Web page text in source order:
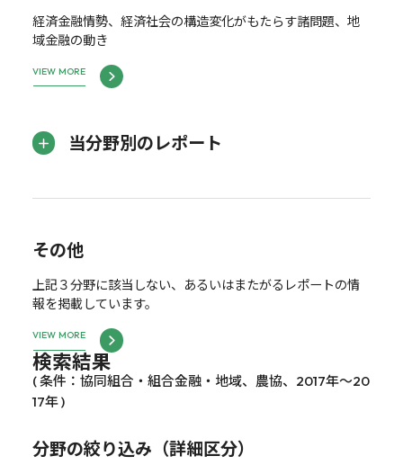
経済金融情勢、経済社会の構造変化がもたらす諸問題、地
域金融の動き
VIEW MORE
当分野別のレポート
その他
上記３分野に該当しない、あるいはまたがるレポートの情
報を掲載しています。
VIEW MORE
検索結果
( 条件：協同組合・組合金融・地域、農協、2017年～20
17年 )
分野の絞り込み（詳細区分）